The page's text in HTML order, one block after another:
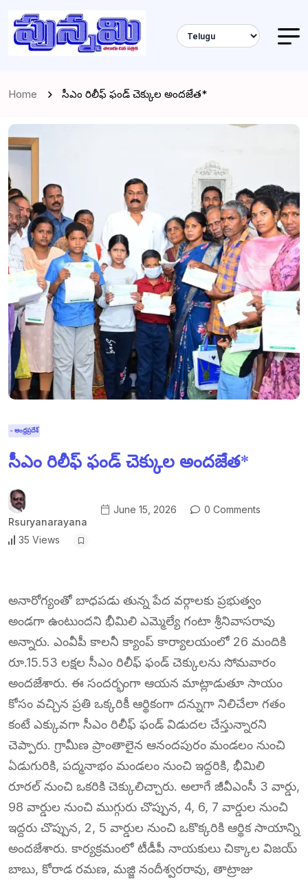
Home సీఎం రిలీఫ్ ఫండ్ చెక్కుల అందజేత*
- ఆంధ్రప్రదేశ్
సీఎం రిలీఫ్ ఫండ్ చెక్కుల అందజేత*
Rsuryanarayana
June 15, 2026 0 Comments
35 Views
అనారోగ్యంతో బాధపడు తున్న పేద వర్గాలకు ప్రభుత్వం
అండగా ఉంటుందని భీమిలి ఎమ్మెల్యే గంటా శ్రీనివాసరావు
అన్నారు. ఎంవీపీ కాలనీ క్యాంప్ కార్యాలయంలో 26 మందికి
రూ.15.53 లక్షల సీఎం రిలీఫ్ ఫండ్ చెక్కులను సోమవారం
అందజేశారు. ఈ సందర్భంగా ఆయన మాట్లాడుతూ సాయం
కోసం వచ్చిన ప్రతి ఒక్కరికీ ఆర్థికంగా దన్నుగా నిలిచేలా గతం
కంటే ఎక్కువగా సీఎం రిలీఫ్ ఫండ్ విడుదల చేస్తున్నారని
చెప్పారు. గ్రామీణ ప్రాంతాలైన ఆనందపురం మండలం నుంచి
ఏడుగురికి, పద్మనాభం మండలం నుంచి ఇద్దరికి, భీమిలి
రూరల్ నుంచి ఒకరికి చెక్కులిచ్చారు. అలాగే జీవీఎంసీ 3 వార్డు,
98 వార్డుల నుంచి ముగ్గురు చొప్పున, 4, 6, 7 వార్డుల నుంచి
ఇద్దరు చొప్పున, 2, 5 వార్డుల నుంచి ఒకొక్కరికి ఆర్థిక సాయాన్ని
అందజేశారు. కార్యక్రమంలో టీడీపీ నాయకులు చిక్కాల విజయ్
బాబు, కోరాడ రమణ, మజ్జి నందీశ్వరరావు, తాట్రాజు